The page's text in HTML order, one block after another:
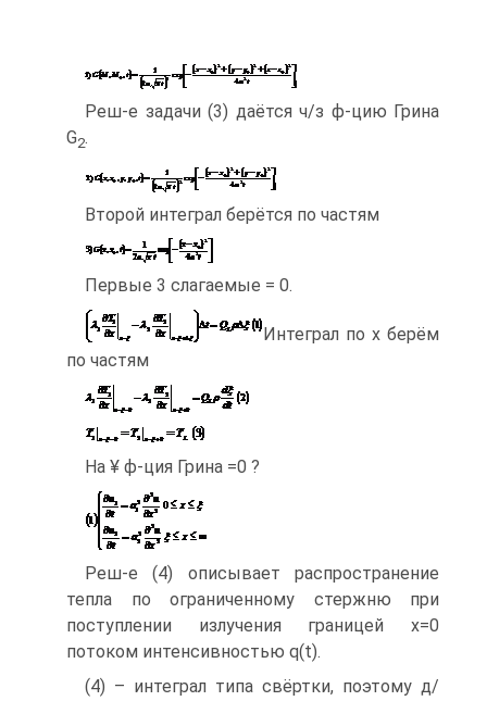
Реш-е задачи (3) даётся ч/з ф-цию Грина
G2.
Второй интеграл берётся по частям
Первые 3 слагаемые = 0.
Интеграл по x берём
по частям
На ¥ ф-ция Грина =0 ?
Реш-е (4) описывает распространение
тепла по ограниченному стержню при
поступлении излучения границей x=0
потоком интенсивностью q(t).
(4) – интеграл типа свёртки, поэтому д/